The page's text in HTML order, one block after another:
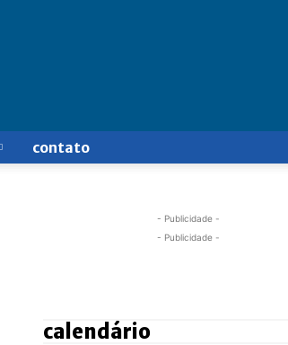
contato
- Publicidade -
- Publicidade -
calendário